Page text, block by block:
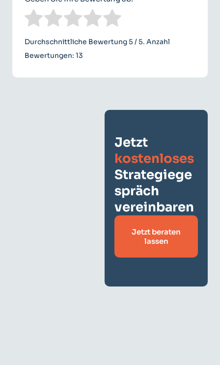
Durchschnittliche Bewertung5 / 5. Anzahl
Bewertungen: 13
Jetzt
kostenloses
Strategiege
spräch
vereinbaren
Jetzt beraten
lassen